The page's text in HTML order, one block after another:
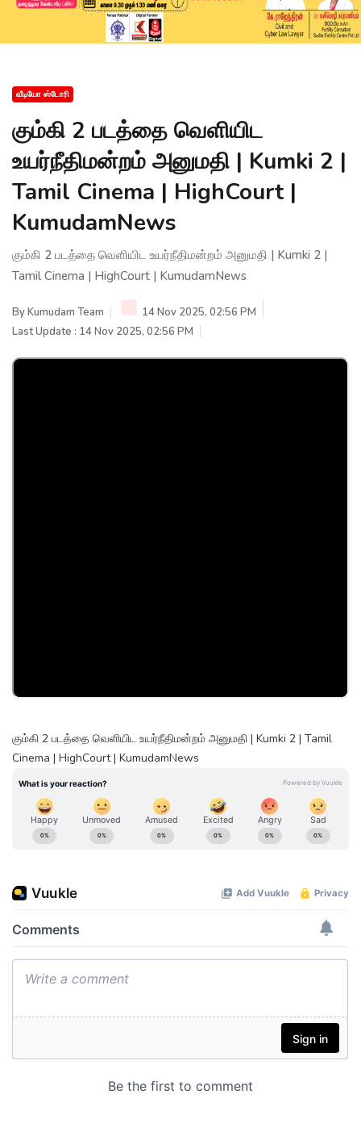
வீடியோ ஸ்டோரி
கும்கி 2 படத்தை வெளியிட
உயர்நீதிமன்றம் அனுமதி | Kumki 2 |
Tamil Cinema | HighCourt |
KumudamNews
கும்கி 2 படத்தை வெளியிட உயர்நீதிமன்றம் அனுமதி | Kumki 2 |
Tamil Cinema | HighCourt | KumudamNews
ByKumudam Team
14 Nov 2025, 02:56 PM
Last Update : 14 Nov 2025, 02:56 PM
கும்கி 2 படத்தை வெளியிட உயர்நீதிமன்றம் அனுமதி | Kumki 2 | Tamil
Cinema | HighCourt | KumudamNews